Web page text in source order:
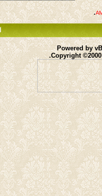
.
Powered by
Copyright